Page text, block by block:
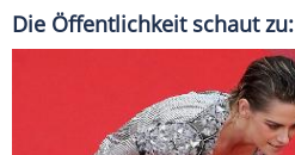
Die Öffentlichkeit schaut zu: